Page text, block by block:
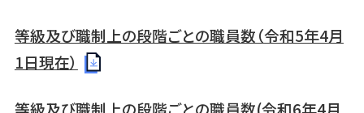
等級及び職制上の段階ごとの職員数（令和5年4月
1日現在）
等級及び職制上の段階ごとの職員数(令和6年4月